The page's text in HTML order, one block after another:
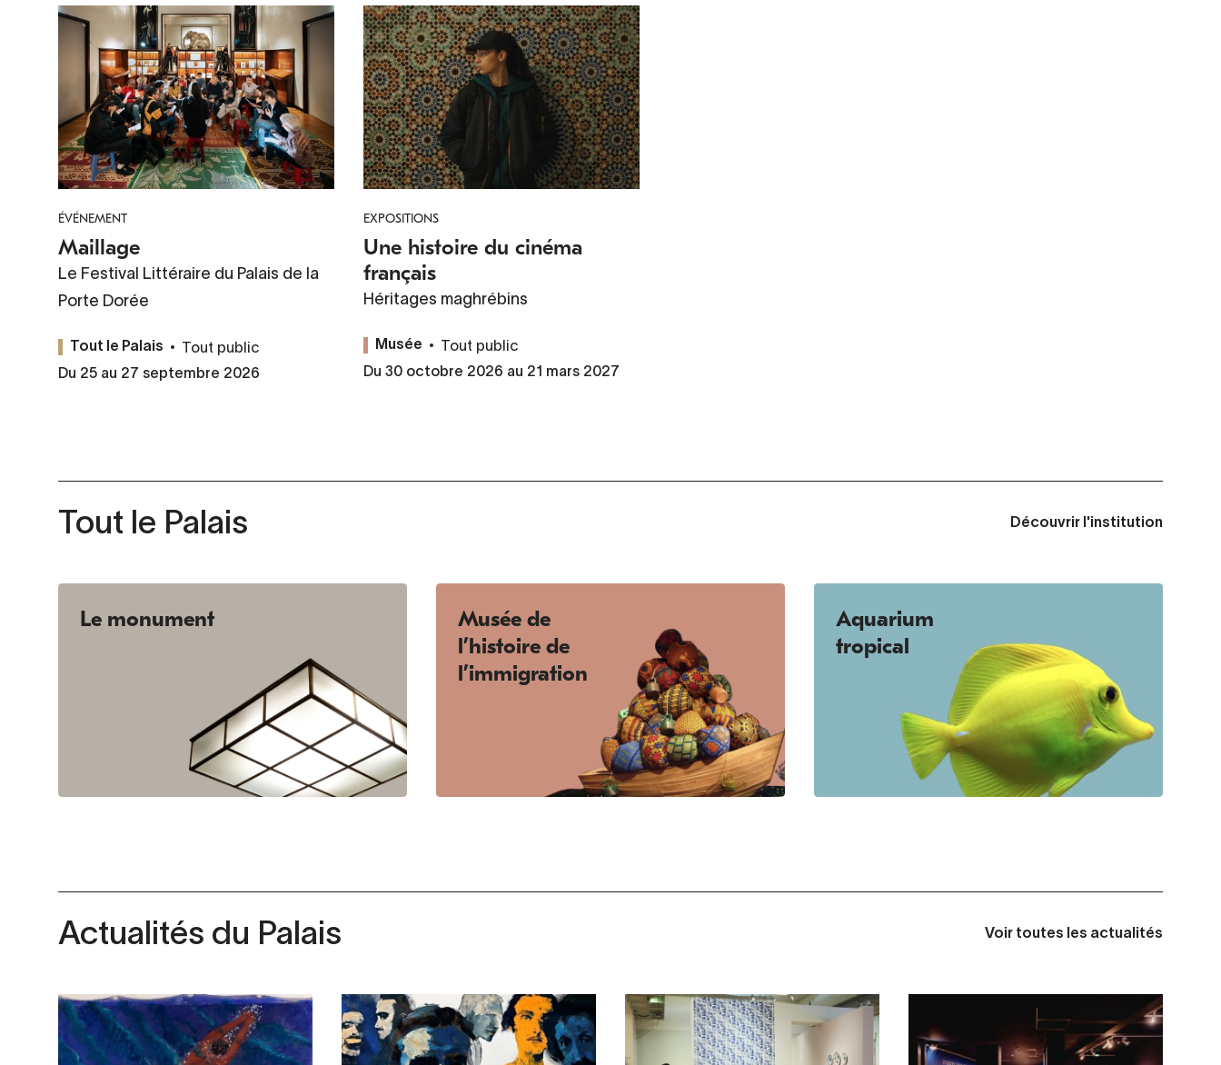
ÉVÉNEMENT
Maillage
Le Festival Littéraire du Palais de la
Porte Dorée
Tout le Palais
Tout public
Du 25 au 27 septembre 2026
EXPOSITIONS
Une histoire du cinéma
français
Héritages maghrébins
Musée
Tout public
Du 30 octobre 2026 au 21 mars 2027
Tout le Palais Découvrir l'institution
Le monument
Musée de
l’histoire de
l’immigration
Aquarium
tropical
Actualités du Palais Voir toutes les actualités